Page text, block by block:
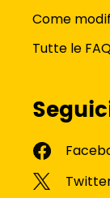
Come
Tutte le